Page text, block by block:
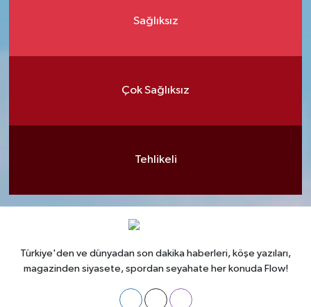
Sağlıksız
Çok Sağlıksız
Tehlikeli
Türkiye'den ve dünyadan son dakika haberleri, köşe yazıları,
magazinden siyasete, spordan seyahate her konuda Flow!